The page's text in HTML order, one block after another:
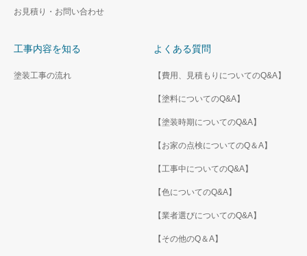
お見積り・お問い合わせ
工事内容を知る
塗装工事の流れ
よくある質問
【費用、見積もりについてのQ&A】
【塗料についてのQ&A】
【塗装時期についてのQ&A】
【お家の点検についてのQ＆A】
【工事中についてのQ&A】
【色についてのQ&A】
【業者選びについてのQ&A】
【その他のQ＆A】